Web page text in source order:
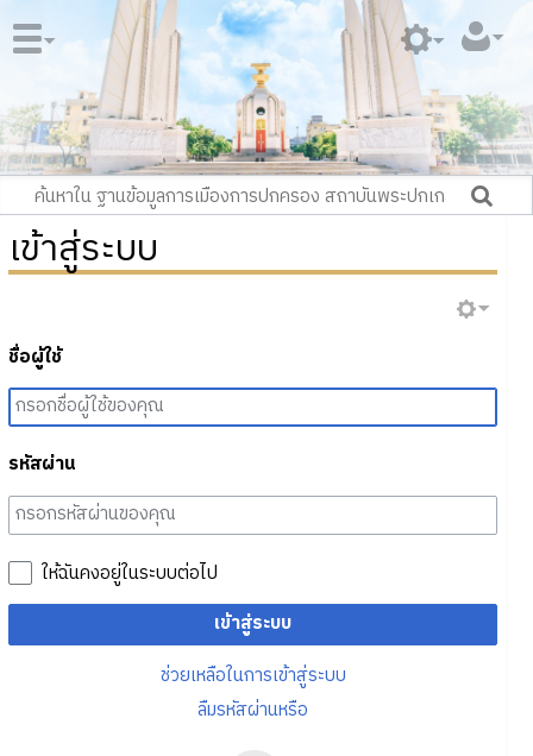
เข้าสู่ระบบ
ชื่อผู้ใช้
รหัสผ่าน
ให้ฉันคงอยู่ในระบบต่อไป
เข้าสู่ระบบ
ช่วยเหลือในการเข้าสู่ระบบ
ลืมรหัสผ่านหรือ